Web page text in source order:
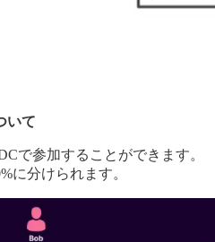
いて
で参加することができます。
に分けられます。